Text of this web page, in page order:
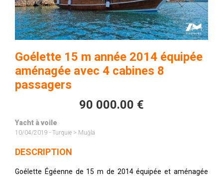
Goélette 15 m année 2014 équipée
aménagée avec 4 cabines 8
passagers
90 000.00 €
Yacht à voile
10/04/2019 - Turquie > Muğla
DESCRIPTION
Goélette Égéenne de 15 m de 2014 équipée et aménagée